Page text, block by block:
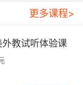
略特在《荒原》
and then we
喻关联。这些文
是环境要素，更
更多课程>
教试听体验课